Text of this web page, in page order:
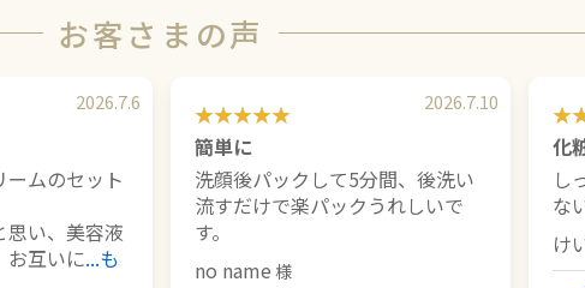
お客さまの声
2026.7.6
ームのセット
思い、美容液
お互いに...も
2026.7.10
簡単に
洗顔後パックして5分間、後洗い
流すだけで楽パックうれしいで
す。
no name
化
し
な
け